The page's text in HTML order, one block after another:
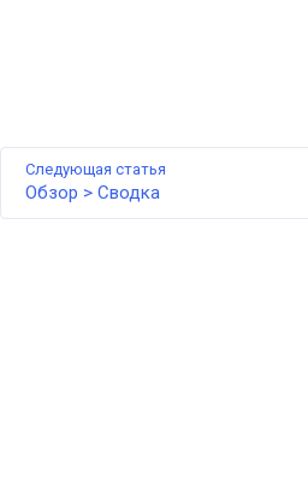
Следующая статья
Обзор > Сводка